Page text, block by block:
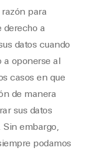
para
derecho a
datos cuando
oponerse al
casos en que
de manera
sus datos
Sin embargo,
podamos